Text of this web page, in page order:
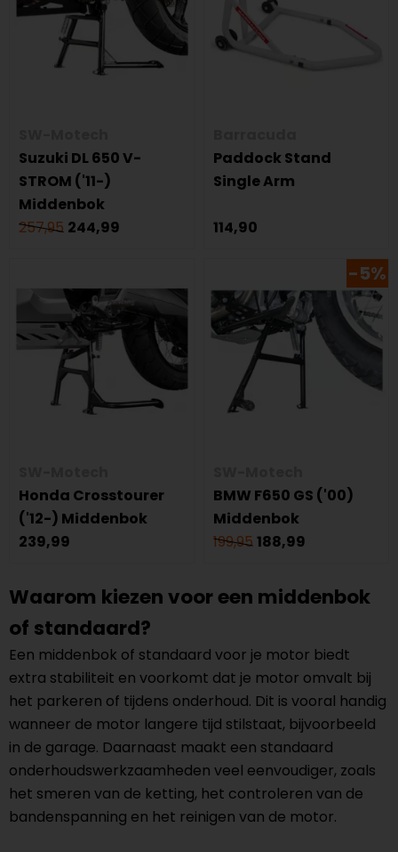
Suzuki DL 650 V-
STROM ('11-)
Middenbok
257,95 244,99
Paddock Stand
Single Arm
114,90
Honda Crosstourer
('12-) Middenbok
239,99
-5%
BMW F650 GS ('00)
Middenbok
199,95 188,99
Waarom kiezen voor een middenbok
of standaard?
Een middenbok of standaard voor je motor biedt
extra stabiliteit en voorkomt dat je motor omvalt bij
het parkeren of tijdens onderhoud. Dit is vooral handig
wanneer de motor langere tijd stilstaat, bijvoorbeeld
in de garage. Daarnaast maakt een standaard
onderhoudswerkzaamheden veel eenvoudiger, zoals
het smeren van de ketting, het controleren van de
bandenspanning en het reinigen van de motor.